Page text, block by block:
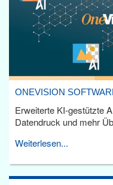
ONEVISION
Erweiterte KI-gestützte
Datendruck und mehr
Weiterlesen...